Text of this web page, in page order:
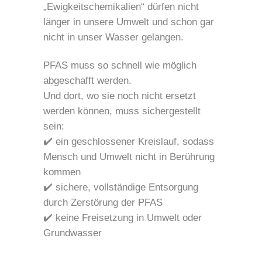
„Ewigkeitschemikalien“ dürfen nicht
länger in unsere Umwelt und schon gar
nicht in unser Wasser gelangen.
PFAS muss so schnell wie möglich
abgeschafft werden.
Und dort, wo sie noch nicht ersetzt
werden können, muss sichergestellt
sein:
✔️ ein geschlossener Kreislauf, sodass
Mensch und Umwelt nicht in Berührung
kommen
✔️ sichere, vollständige Entsorgung
durch Zerstörung der PFAS
✔️ keine Freisetzung in Umwelt oder
Grundwasser